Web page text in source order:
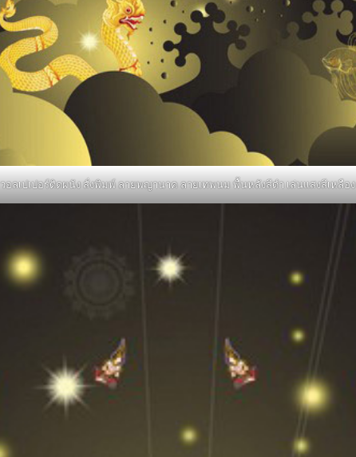
วอลเปเปอร์ติดผนัง สั่งพิมพ์ ลายพญานาค ลายเทพนม พื้นหลังสีดำ เล่นแสงสีเหลือง